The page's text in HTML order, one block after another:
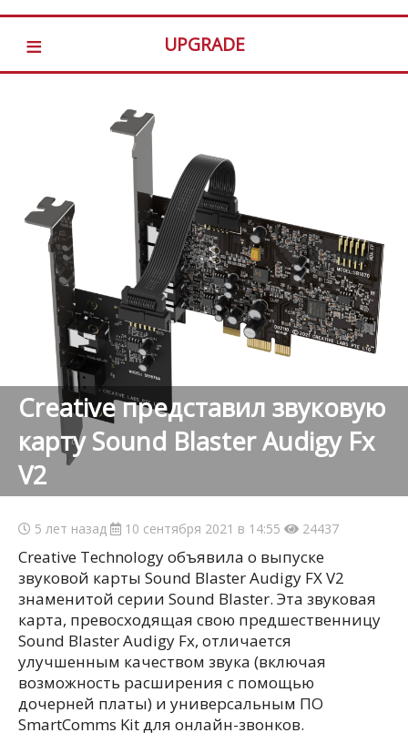
≡ UPGRADE
Creative представил звуковую
карту Sound Blaster Audigy Fx
V2
5 лет назад 10 сентября 2021 в 14:55 24437
Creative Technology объявила о выпуске
звуковой карты Sound Blaster Audigy FX V2
знаменитой серии Sound Blaster. Эта звуковая
карта, превосходящая свою предшественницу
Sound Blaster Audigy Fx, отличается
улучшенным качеством звука (включая
возможность расширения с помощью
дочерней платы) и универсальным ПО
SmartComms Kit для онлайн-звонков.